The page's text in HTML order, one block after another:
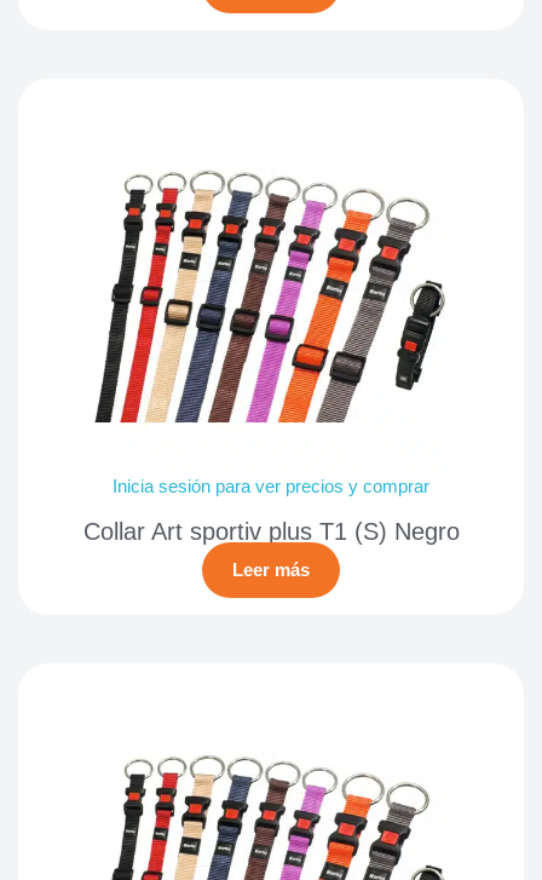
Inicia sesión para ver precios y comprar
Collar Art sportiv plus T1 (S) Negro
Leer más